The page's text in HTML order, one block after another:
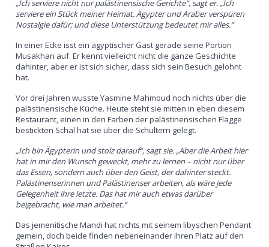
„Ich serviere nicht nur palästinensische Gerichte“, sagt er. „Ich
serviere ein Stück meiner Heimat. Ägypter und Araber verspüren
Nostalgie dafür; und diese Unterstützung bedeutet mir alles.“
In einer Ecke isst ein ägyptischer Gast gerade seine Portion
Musakhan auf. Er kennt vielleicht nicht die ganze Geschichte
dahinter, aber er ist sich sicher, dass sich sein Besuch gelohnt
hat.
Vor drei Jahren wusste Yasmine Mahmoud noch nichts über die
palästinensische Küche. Heute steht sie mitten in eben diesem
Restaurant, einen in den Farben der palästinensischen Flagge
bestickten Schal hat sie über die Schultern gelegt.
„Ich bin Ägypterin und stolz darauf“, sagt sie. „Aber die Arbeit hier
hat in mir den Wunsch geweckt, mehr zu lernen – nicht nur über
das Essen, sondern auch über den Geist, der dahinter steckt.
Palästinenserinnen und Palästinenser arbeiten, als wäre jede
Gelegenheit ihre letzte. Das hat mir auch etwas darüber
beigebracht, wie man arbeitet.“
Das jemenitische Mandi hat nichts mit seinem libyschen Pendant
gemein, doch beide finden nebeneinander ihren Platz auf den